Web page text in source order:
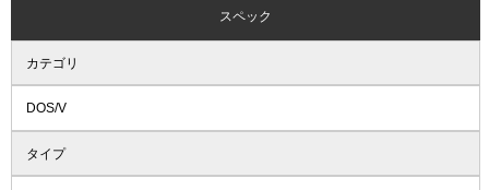
スペック
カテゴリ
DOS/V
タイプ